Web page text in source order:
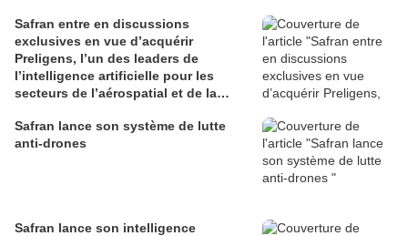
Safran entre en discussions
exclusives en vue d’acquérir
Preligens, l’un des leaders de
l’intelligence artificielle pour les
secteurs de l’aérospatial et de la
Safran lance son système de lutte
anti-drones
Safran lance son intelligence